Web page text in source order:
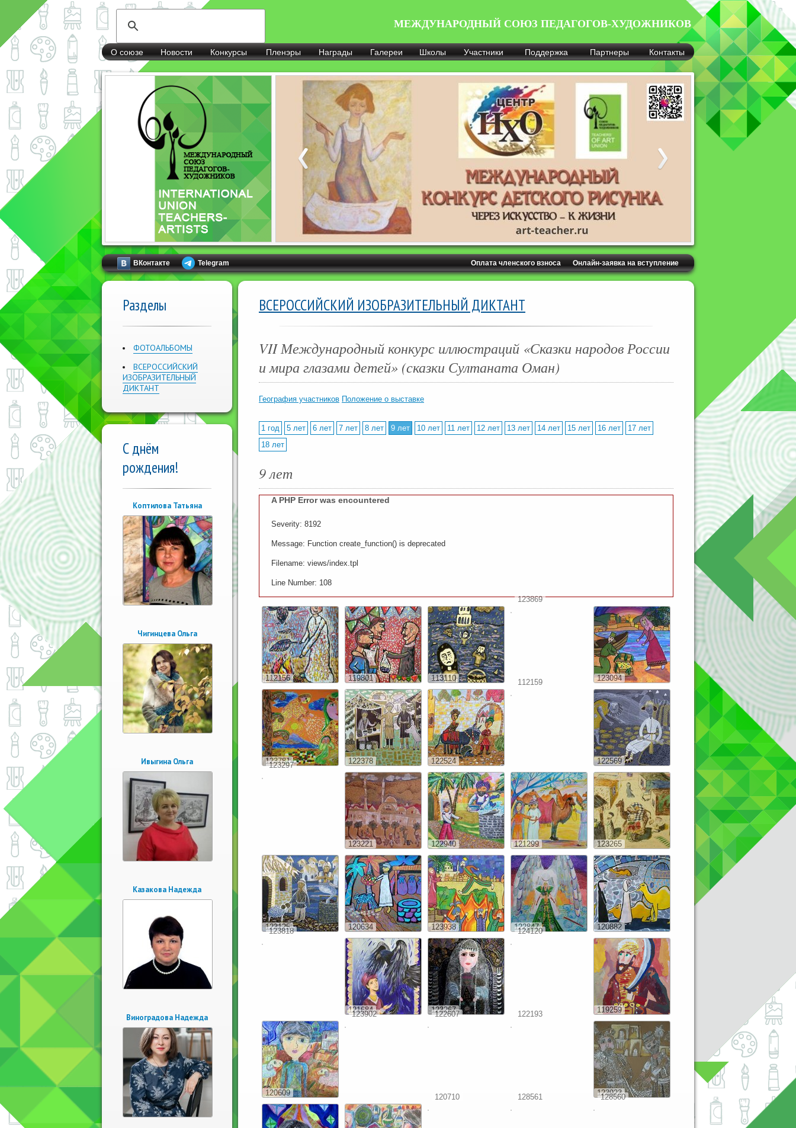
МЕЖДУНАРОДНЫЙ СОЮЗ ПЕДАГОГОВ-ХУДОЖНИКОВ
О союзе Новости Конкурсы Пленэры Награды Галереи Школы Участники Поддержка Партнеры Контакты
ВКонтакте Telegram Онлайн-заявка на вступление
Оплата членского взноса
Разделы
ФОТОАЛЬБОМЫ
ВСЕРОССИЙСКИЙ
ИЗОБРАЗИТЕЛЬНЫЙ
ДИКТАНТ
С днём
рождения!
Коптилова Татьяна
Чигинцева Ольга
Ивыгина Ольга
Казакова Надежда
Виноградова Надежда
ВСЕРОССИЙСКИЙ ИЗОБРАЗИТЕЛЬНЫЙ ДИКТАНТ
VII Международный конкурс иллюстраций «Сказки народов России
и мира глазами детей» (сказки Султаната Оман)
География участников Положение о выставке
1 год 5 лет 6 лет 7 лет 8 лет 9 лет 10 лет 11 лет 12 лет 13 лет 14 лет 15 лет 16 лет
17 лет
18 лет
9 лет
A PHP Error was encountered
Severity: 8192
Message: Function create_function() is deprecated
Filename: views/index.tpl
Line Number: 108
112156 119801 113110
123869
123094
123781 122378 122524
112159
122569
123297
123221 122940 121299 123265
123125 120634 123938 122847 120882
123818
121684 123267
124120
119259
120609
123902 122607 122193
123923
120710 128561 128560